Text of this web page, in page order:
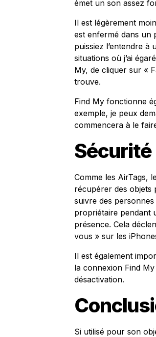
émet un son assez
Il est légèrement
est enfermé dans un
puissiez l’entendre
situations où j’ai
My, de cliquer sur «
trouve.
Find My fonctionne
exemple, je peux
commencera à le
Comme les AirTags,
récupérer des objets
suivre des
propriétaire pendant
présence. Cela
vous » sur les
Il est également
la connexion Find
désactivation.
Si utilisé pour son